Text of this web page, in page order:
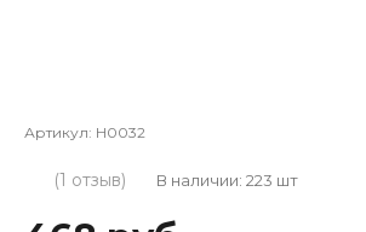
Артикул: H0032
(1 отзыв) В наличии: 223 шт